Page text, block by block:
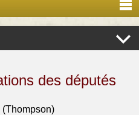
des députés